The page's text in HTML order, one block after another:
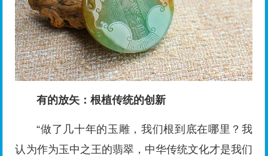
有的放矢：根植传统的创新
“做了几十年的玉雕，我们根到底在哪里？我
认为作为玉中之王的翡翠，中华传统文化才是我们